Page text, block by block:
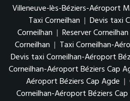
Villeneuve-lès-Béziers-Aéroport
Taxi Corneilhan | Devis taxi
Corneilhan | Reserver Corneilhan
Corneilhan | Taxi Corneilhan-
Devis taxi Corneilhan-Aéroport
Corneilhan-Aéroport Béziers Cap
Aéroport Béziers Cap Agde |
Corneilhan-Aéroport Béziers